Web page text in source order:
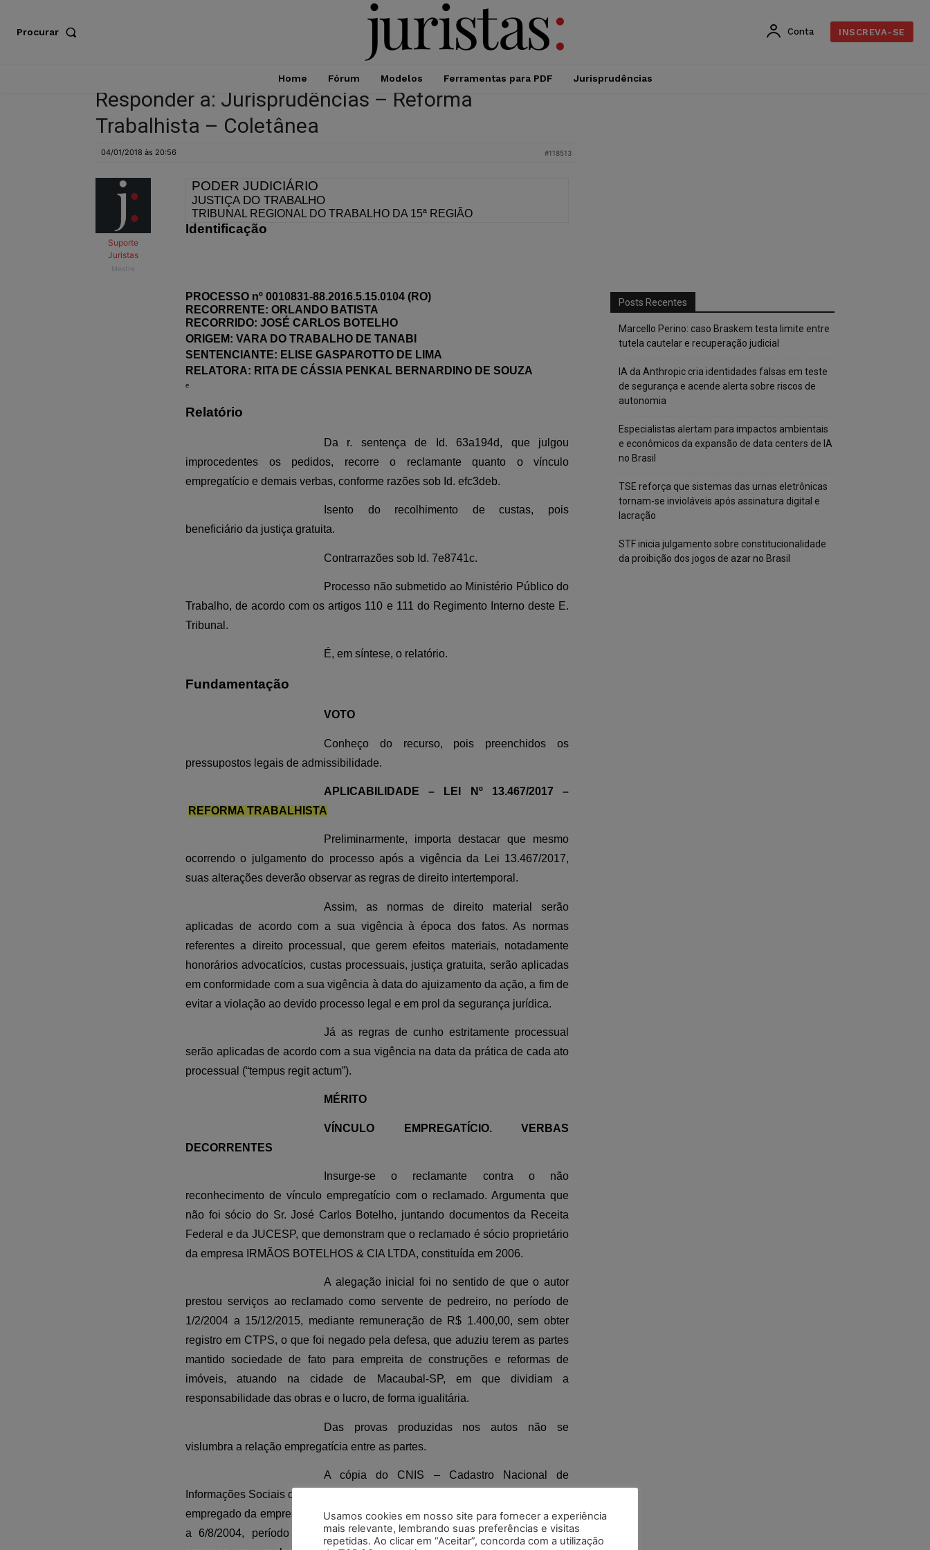
Procurar Conta INSCREVA-SE
Home Fórum Modelos Ferramentas para PDF Jurisprudências
Responder a: Jurisprudências – Reforma
Trabalhista – Coletânea
04/01/2018 às 20:56 #118513
Suporte
Juristas
Mestre
PODER JUDICIÁRIO
JUSTIÇA DO TRABALHO
TRIBUNAL REGIONAL DO TRABALHO DA 15ª REGIÃO
Identificação
PROCESSO nº 0010831-88.2016.5.15.0104 (RO)
RECORRENTE: ORLANDO BATISTA
RECORRIDO: JOSÉ CARLOS BOTELHO
ORIGEM: VARA DO TRABALHO DE TANABI
SENTENCIANTE: ELISE GASPAROTTO DE LIMA
RELATORA: RITA DE CÁSSIA PENKAL BERNARDINO DE SOUZA
e
Relatório
Da r. sentença de Id. 63a194d, que julgou
improcedentes os pedidos, recorre o reclamante quanto o vínculo
empregatício e demais verbas, conforme razões sob Id. efc3deb.
Isento do recolhimento de custas, pois
beneficiário da justiça gratuita.
Contrarrazões sob Id. 7e8741c.
Processo não submetido ao Ministério Público do
Trabalho, de acordo com os artigos 110 e 111 do Regimento Interno deste E.
Tribunal.
É, em síntese, o relatório.
Fundamentação
VOTO
Conheço do recurso, pois preenchidos os
pressupostos legais de admissibilidade.
APLICABILIDADE – LEI Nº 13.467/2017 –
REFORMA TRABALHISTA
Preliminarmente, importa destacar que mesmo
ocorrendo o julgamento do processo após a vigência da Lei 13.467/2017,
suas alterações deverão observar as regras de direito intertemporal.
Assim, as normas de direito material serão
aplicadas de acordo com a sua vigência à época dos fatos. As normas
referentes a direito processual, que gerem efeitos materiais, notadamente
honorários advocatícios, custas processuais, justiça gratuita, serão aplicadas
em conformidade com a sua vigência à data do ajuizamento da ação, a fim de
evitar a violação ao devido processo legal e em prol da segurança jurídica.
Já as regras de cunho estritamente processual
serão aplicadas de acordo com a sua vigência na data da prática de cada ato
processual (“tempus regit actum”).
MÉRITO
VÍNCULO EMPREGATÍCIO. VERBAS
DECORRENTES
Insurge-se o reclamante contra o não
reconhecimento de vínculo empregatício com o reclamado. Argumenta que
não foi sócio do Sr. José Carlos Botelho, juntando documentos da Receita
Federal e da JUCESP, que demonstram que o reclamado é sócio proprietário
da empresa IRMÃOS BOTELHOS & CIA LTDA, constituída em 2006.
A alegação inicial foi no sentido de que o autor
prestou serviços ao reclamado como servente de pedreiro, no período de
1/2/2004 a 15/12/2015, mediante remuneração de R$ 1.400,00, sem obter
registro em CTPS, o que foi negado pela defesa, que aduziu terem as partes
mantido sociedade de fato para empreita de construções e reformas de
imóveis, atuando na cidade de Macaubal-SP, em que dividiam a
responsabilidade das obras e o lucro, de forma igualitária.
Das provas produzidas nos autos não se
vislumbra a relação empregatícia entre as partes.
A cópia do CNIS – Cadastro Nacional de
Informações Sociais do reclamante (ID. b0ba603 – fl. 44) comprova que ele foi
empregado da empresa Zopone – Engenharia e Comércio Ltda, de 12/7/2004
a 6/8/2004, período em que pretende o reconhecimento de vínculo de
Posts Recentes
Marcello Perino: caso Braskem testa limite entre
tutela cautelar e recuperação judicial
IA da Anthropic cria identidades falsas em teste
de segurança e acende alerta sobre riscos de
autonomia
Especialistas alertam para impactos ambientais
e econômicos da expansão de data centers de IA
no Brasil
TSE reforça que sistemas das urnas eletrônicas
tornam-se invioláveis após assinatura digital e
lacração
STF inicia julgamento sobre constitucionalidade
da proibição dos jogos de azar no Brasil
Usamos cookies em nosso site para fornecer a experiência
mais relevante, lembrando suas preferências e visitas
repetidas. Ao clicar em “Aceitar”, concorda com a utilização